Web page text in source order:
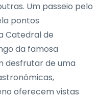
Um passeio pelo
pontos
Catedral de
da famosa
desfrutar de uma
oferecem vistas